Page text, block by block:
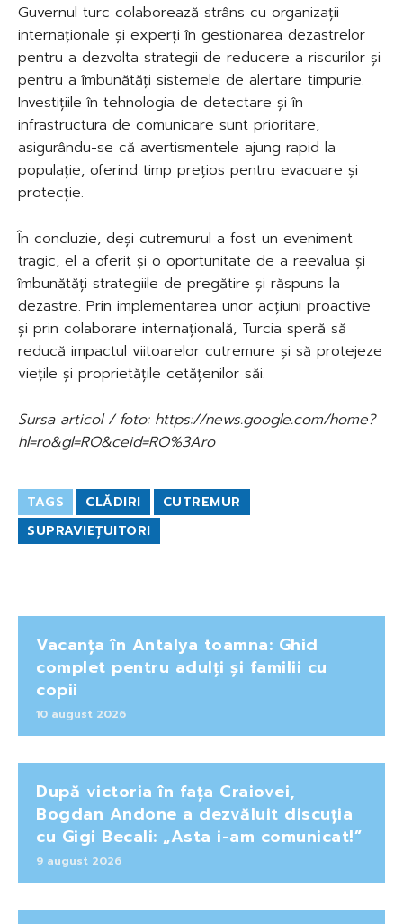
Guvernul turc colaborează strâns cu organizații
internaționale și experți în gestionarea dezastrelor
pentru a dezvolta strategii de reducere a riscurilor și
pentru a îmbunătăți sistemele de alertare timpurie.
Investițiile în tehnologia de detectare și în
infrastructura de comunicare sunt prioritare,
asigurându-se că avertismentele ajung rapid la
populație, oferind timp prețios pentru evacuare și
protecție.
În concluzie, deși cutremurul a fost un eveniment
tragic, el a oferit și o oportunitate de a reevalua și
îmbunătăți strategiile de pregătire și răspuns la
dezastre. Prin implementarea unor acțiuni proactive
și prin colaborare internațională, Turcia speră să
reducă impactul viitoarelor cutremure și să protejeze
viețile și proprietățile cetățenilor săi.
Sursa articol / foto: https://news.google.com/home?
hl=ro&gl=RO&ceid=RO%3Aro
TAGS CLĂDIRI
CUTREMUR
SUPRAVIEȚUITORI
Vacanța în Antalya toamna: Ghid
complet pentru adulți și familii cu
copii
10 august 2026
După victoria în fața Craiovei,
Bogdan Andone a dezvăluit discuția
cu Gigi Becali: „Asta i-am comunicat!”
9 august 2026